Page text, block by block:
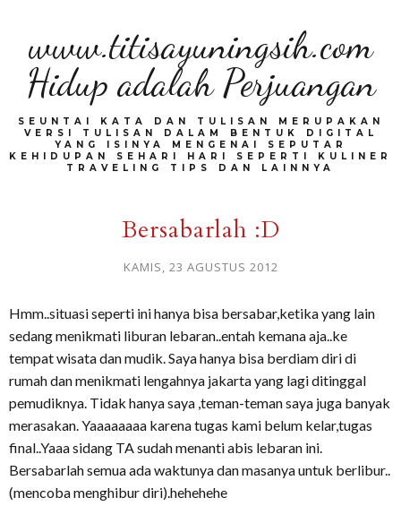
www.titisayuningsih.com
Hidup adalah Perjuangan
SEUNTAI KATA DAN TULISAN MERUPAKAN
VERSI TULISAN DALAM BENTUK DIGITAL
YANG ISINYA MENGENAI SEPUTAR
KEHIDUPAN SEHARI HARI SEPERTI KULINER
TRAVELING TIPS DAN LAINNYA
Bersabarlah :D
KAMIS, 23 AGUSTUS 2012
Hmm..situasi seperti ini hanya bisa bersabar,ketika yang lain
sedang menikmati liburan lebaran..entah kemana aja..ke
tempat wisata dan mudik. Saya hanya bisa berdiam diri di
rumah dan menikmati lengahnya jakarta yang lagi ditinggal
pemudiknya. Tidak hanya saya ,teman-teman saya juga banyak
merasakan. Yaaaaaaaa karena tugas kami belum kelar,tugas
final..Yaaa sidang TA sudah menanti abis lebaran ini.
Bersabarlah semua ada waktunya dan masanya untuk berlibur..
(mencoba menghibur diri).hehehehe